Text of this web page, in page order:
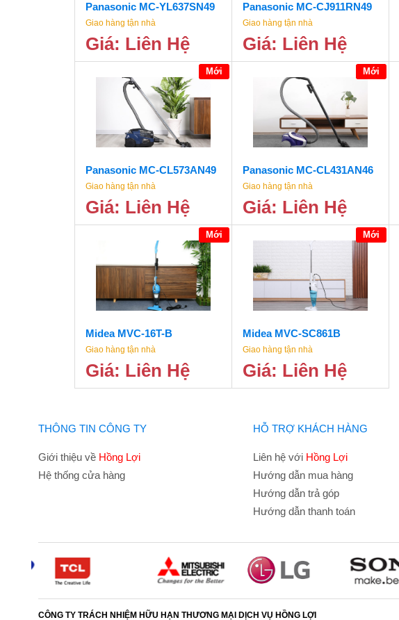
Panasonic MC-YL637SN49
Giao hàng tận nhà
Giá: Liên Hệ
Panasonic MC-CJ911RN49
Giao hàng tận nhà
Giá: Liên Hệ
Mới
Panasonic MC-CL573AN49
Giao hàng tận nhà
Giá: Liên Hệ
Mới
Panasonic MC-CL431AN46
Giao hàng tận nhà
Giá: Liên Hệ
Mới
Midea MVC-16T-B
Giao hàng tận nhà
Giá: Liên Hệ
Mới
Midea MVC-SC861B
Giao hàng tận nhà
Giá: Liên Hệ
THÔNG TIN CÔNG TY
Giới thiệu về Hồng Lợi
Hệ thống cửa hàng
HỖ TRỢ KHÁCH HÀNG
Liên hệ với Hồng Lợi
Hướng dẫn mua hàng
Hướng dẫn trả góp
Hướng dẫn thanh toán
CÔNG TY TRÁCH NHIỆM HỮU HẠN THƯƠNG MẠI DỊCH VỤ HỒNG LỢI